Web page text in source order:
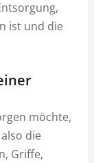
ist und die
möchte,
die
Griffe,